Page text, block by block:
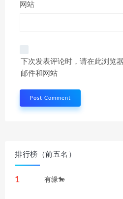
网站
下次发表评论时，请在此浏览
邮件和网站
排行榜（前五名）
1 有缘🐎